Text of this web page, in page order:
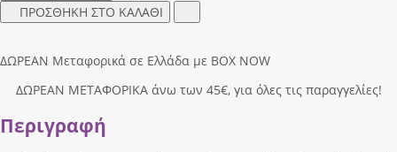
ΠΡΟΣΘΗΚΗ ΣΤΟ ΚΑΛΑΘΙ
ΔΩΡΕΑΝ Μεταφορικά σε Ελλάδα με BOX NOW
ΔΩΡΕΑΝ ΜΕΤΑΦΟΡΙΚΑ άνω των 45€, για όλες τις παραγγελίες!
Περιγραφή